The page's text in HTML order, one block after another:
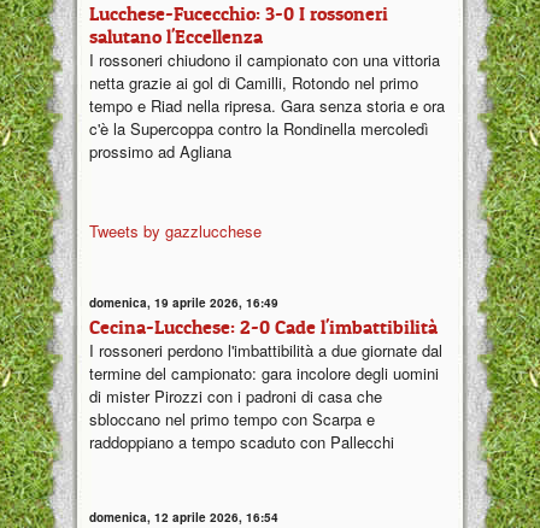
Lucchese-Fucecchio: 3-0 I rossoneri
salutano l'Eccellenza
I rossoneri chiudono il campionato con una vittoria
netta grazie ai gol di Camilli, Rotondo nel primo
tempo e Riad nella ripresa. Gara senza storia e ora
c'è la Supercoppa contro la Rondinella mercoledì
prossimo ad Agliana
Tweets by gazzlucchese
domenica, 19 aprile 2026, 16:49
Cecina-Lucchese: 2-0 Cade l'imbattibilità
I rossoneri perdono l'imbattibilità a due giornate dal
termine del campionato: gara incolore degli uomini
di mister Pirozzi con i padroni di casa che
sbloccano nel primo tempo con Scarpa e
raddoppiano a tempo scaduto con Pallecchi
domenica, 12 aprile 2026, 16:54